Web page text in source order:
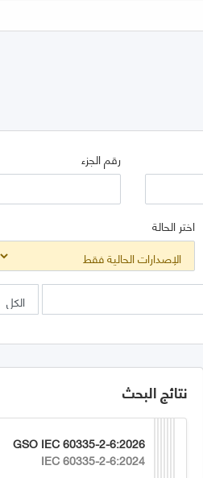
رقم الجزء
اختر الحالة
نتائج البحث
GSO IEC 60335-2-6:2026
IEC 60335-2-6:2024